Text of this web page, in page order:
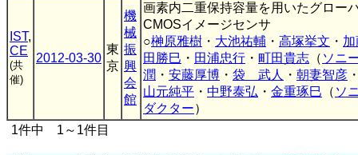
IST,
CE
(共
催)
2012-03-30
東
京
機
械
振
興
会
館
画素内二重保持容量を用いたグロー
CMOSイメージセンサ
○榊原雅樹 ・ 大池祐輔 ・ 高塚挙文 ・
田勝巳 ・ 田浦忠行 ・ 町田貴志 （ ソニ
潤 ・ 安藤厚博 ・ 袋 武人 ・ 朝妻智彦
山元純平 ・ 中野泰弘 ・ 金重琢巳 （ ソ
ダクター）
1件中 1～1件目